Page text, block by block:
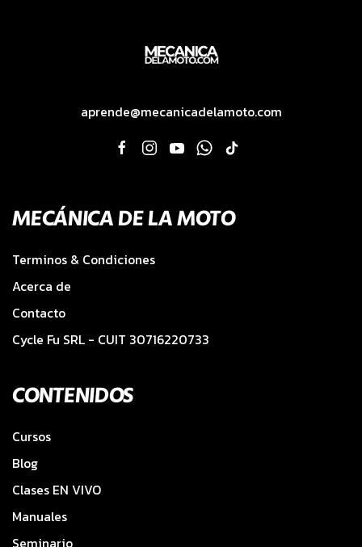
aprende@mecanicadelamoto.com
MECÁNICA DE LA MOTO
Terminos & Condiciones
Acerca de
Contacto
Cycle Fu SRL - CUIT 30716220733
CONTENIDOS
Cursos
Blog
Clases EN VIVO
Manuales